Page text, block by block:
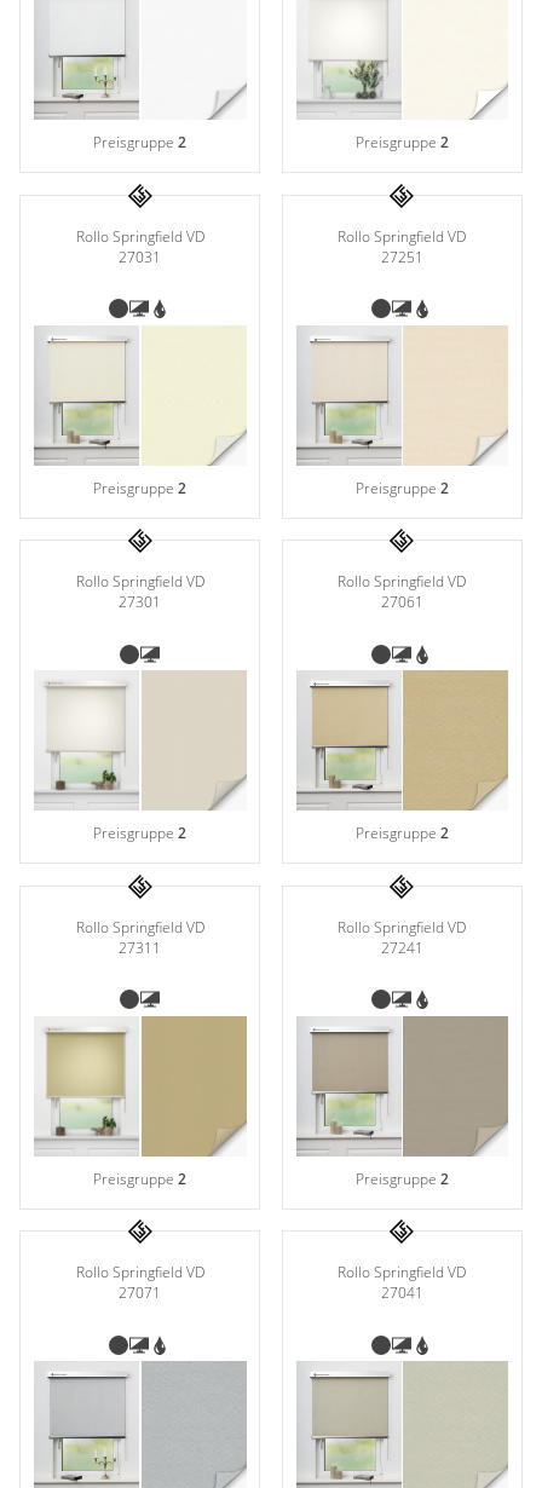
Stoffe
Panneaux
Preisgruppe2 Preisgruppe 2
Rollo Springfield VD
27031
Preisgruppe2
Rollo Springfield VD
27251
Preisgruppe 2
Rollo Springfield VD
27301
Preisgruppe2
Rollo Springfield VD
27061
Preisgruppe 2
Rollo Springfield VD
27311
Preisgruppe2
Rollo Springfield VD
27241
Preisgruppe 2
Rollo Springfield VD
27071
Rollo Springfield VD
27041